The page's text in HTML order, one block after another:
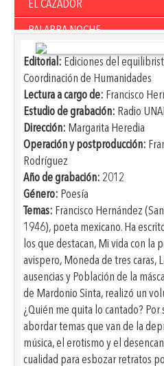
EL CAZADOR
PALABRA NOCHE
EL TIEMPO
ANDY WARHOL
RENÉ MAGRITTE
ALICE NEEL
NADAR
HOY AMANECÍ
QUIÉN ME QUITA LO CANTADO
Editorial: Ediciones del
Coordinación de Humanidades
Lectura a cargo de: Francisco
Estudio de grabación: Radio
Dirección: Margarita Heredia
Operación y postproducción:
Rodríguez
Año de grabación: 2012
Género: Poesía
Temas: Francisco Hernández
1946), poeta mexicano. Ha
los que destacan, Mi vida con la
avispero, Moneda de tres caras,
ausencias y Población de la
de Mardonio Sinta, realizó un
¿Quién me quita lo cantado?
abordar temas que van de la
música, el erotismo y el
cualidad para esbozar retratos